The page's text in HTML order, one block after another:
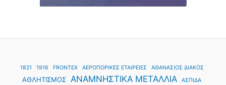
1821 1916 FRONTEX ΑΕΡΟΠΟΡΙΚΕΣ ΕΤΑΙΡΕΙΕΣ ΑΘΑΝΑΣΙΟΣ ΔΙΑΚΟΣ
ΑΘΛΗΤΙΣΜΟΣ ΑΝΑΜΝΗΣΤΙΚΑ ΜΕΤΑΛΛΙΑ ΑΣΠΙΔΑ